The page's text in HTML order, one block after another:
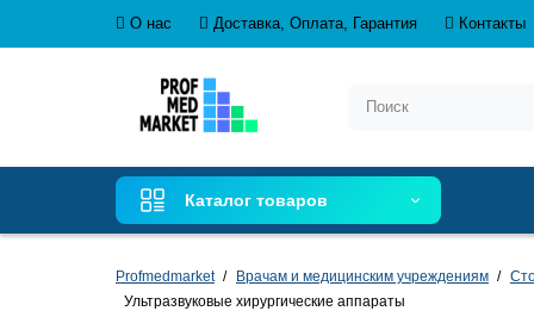
О нас Доставка, Оплата, Гарантия Контакты
Каталог товаров
Profmedmarket Врачам и медицинским учреждениям
Ультразвуковые хирургические аппараты